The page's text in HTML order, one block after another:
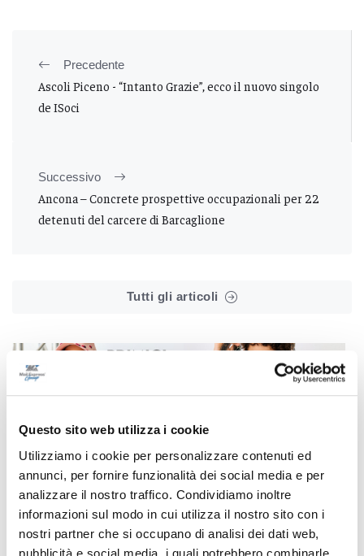
Questo sito web utilizza i cookie
Utilizziamo i cookie per personalizzare contenuti ed
annunci, per fornire funzionalità dei social media e per
analizzare il nostro traffico. Condividiamo inoltre
informazioni sul modo in cui utilizza il nostro sito con i
nostri partner che si occupano di analisi dei dati web,
pubblicità e social media, i quali potrebbero combinarle
Precedente
Ascoli Piceno - “Intanto Grazie”, ecco il nuovo singolo
de ISoci
Successivo
Ancona – Concrete prospettive occupazionali per 22
detenuti del carcere di Barcaglione
Tutti gli articoli
Correlati